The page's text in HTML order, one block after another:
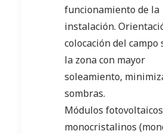
funcionamiento de la
instalación.
colocación del campo
la zona con mayor
soleamiento,
sombras.
Módulos fotovoltaicos
monocristalinos